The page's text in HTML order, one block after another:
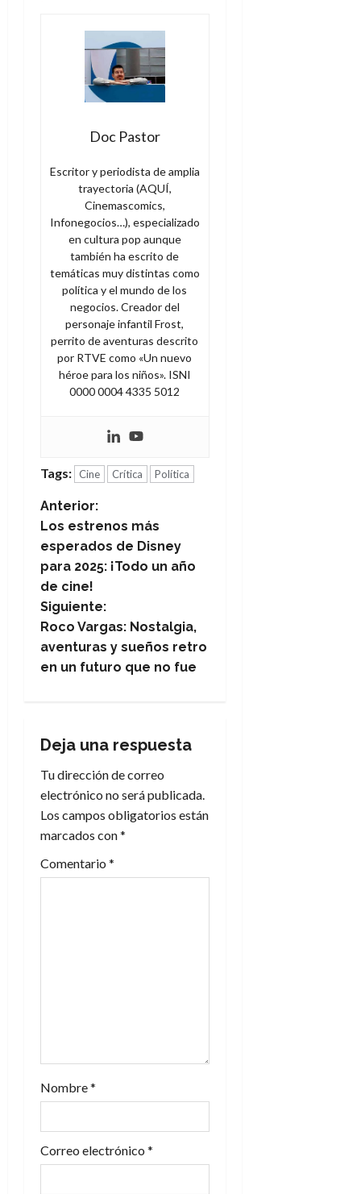
Doc Pastor
Escritor y periodista de amplia
trayectoria (AQUÍ,
Cinemascomics,
Infonegocios…), especializado
en cultura pop aunque
también ha escrito de
temáticas muy distintas como
política y el mundo de los
negocios. Creador del
personaje infantil Frost,
perrito de aventuras descrito
por RTVE como «Un nuevo
héroe para los niños». ISNI
0000 0004 4335 5012
Tags: Cine Crítica Política
N
a
v
e
g
a
i
ó
n
e
d
s
Anterior:
Los estrenos más
esperados de Disney
para 2025: ¡Todo un año
de cine!
Siguiente:
Roco Vargas: Nostalgia,
aventuras y sueños retro
en un futuro que no fue
Deja una respuesta
Tu dirección de correo
electrónico no será publicada.
Los campos obligatorios están
marcados con*
Comentario *
Nombre*
Correo electrónico *